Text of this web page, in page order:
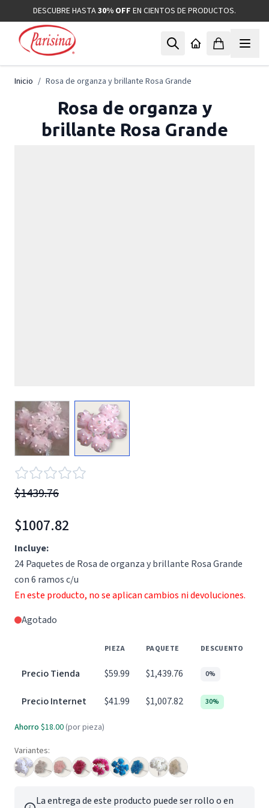
Ir al contenidoDESCUBRE HASTA30% OFF EN CIENTOS DE PRODUCTOS.
Inicio / Rosa de organza y brillante Rosa Grande
Rosa de organza y
brillante Rosa Grande
View larger imageView larger image
$1439.76
$1007.82
Incluye:
24 Paquetes de Rosa de organza y brillante Rosa Grande
con 6 ramos c/u
En este producto, no se aplican cambios ni devoluciones.
Agotado
PIEZA PAQUETE DESCUENTO
Precio Tienda $59.99 $1,439.76 0%
Precio Internet $41.99 $1,007.82 30%
Ahorro $18.00 (por pieza)
Variantes:
La entrega de este producto puede ser rollo o en